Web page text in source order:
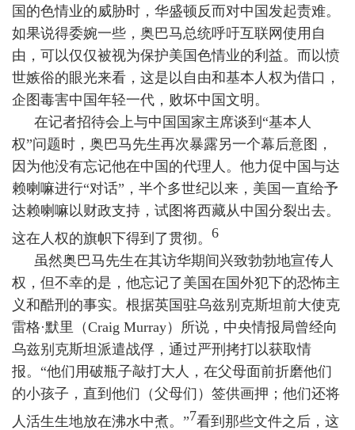
国的色情业的威胁时，华盛顿反而对中国发起责难。
如果说得委婉一些，奥巴马总统呼吁互联网使用自
由，可以仅仅被视为保护美国色情业的利益。而以愤
世嫉俗的眼光来看，这是以自由和基本人权为借口，
企图毒害中国年轻一代，败坏中国文明。
在记者招待会上与中国国家主席谈到“基本人
权”问题时，奥巴马先生再次暴露另一个幕后意图，
因为他没有忘记他在中国的代理人。他力促中国与达
赖喇嘛进行“对话”，半个多世纪以来，美国一直给予
达赖喇嘛以财政支持，试图将西藏从中国分裂出去。
这在人权的旗帜下得到了贯彻。 6
虽然奥巴马先生在其访华期间兴致勃勃地宣传人
权，但不幸的是，他忘记了美国在国外犯下的恐怖主
义和酷刑的事实。根据英国驻乌兹别克斯坦前大使克
雷格·默里（Craig Murray）所说，中央情报局曾经向
乌兹别克斯坦派遣战俘，通过严刑拷打以获取情
报。“他们用破瓶子敲打大人，在父母面前折磨他们
的小孩子，直到他们（父母们）签供画押；他们还将
人活生生地放在沸水中煮。”7看到那些文件之后，这